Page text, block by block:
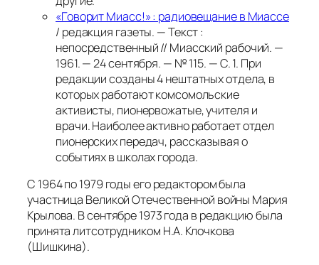
«Говорит Миасс!» : радиовещание в Миассе
/ редакция газеты. — Текст :
непосредственный // Миасский рабочий. —
1961. — 24 сентября. — № 115. — С. 1. При
редакции созданы 4 нештатных отдела, в
которых работают комсомольские
активисты, пионервожатые, учителя и
врачи. Наиболее активно работает отдел
пионерских передач, рассказывая о
событиях в школах города.
С 1964 по 1979 годы его редактором была
участница Великой Отечественной войны Мария
Крылова. В сентябре 1973 года в редакцию была
принята литсотрудником Н.А. Клочкова
(Шишкина).